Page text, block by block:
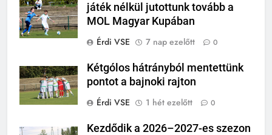
játék nélkül jutottunk tovább a
MOL Magyar Kupában
Érdi VSE
7 nap ezelőtt 0
Kétgólos hátrányból mentettünk
pontot a bajnoki rajton
Érdi VSE
1 hét ezelőtt 0
Kezdődik a 2026–2027-es szezon